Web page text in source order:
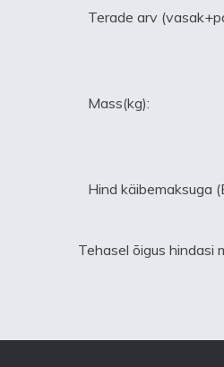
Terade arv
Mass(kg):
Hind käibemaksuga
Tehasel õigus hindasi